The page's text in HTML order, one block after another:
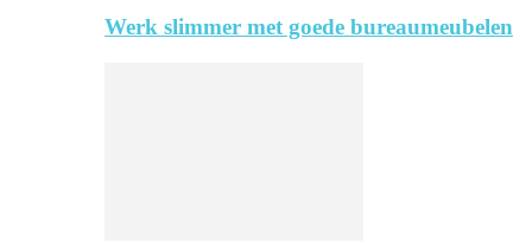
Werk slimmer met goede bureaumeubelen